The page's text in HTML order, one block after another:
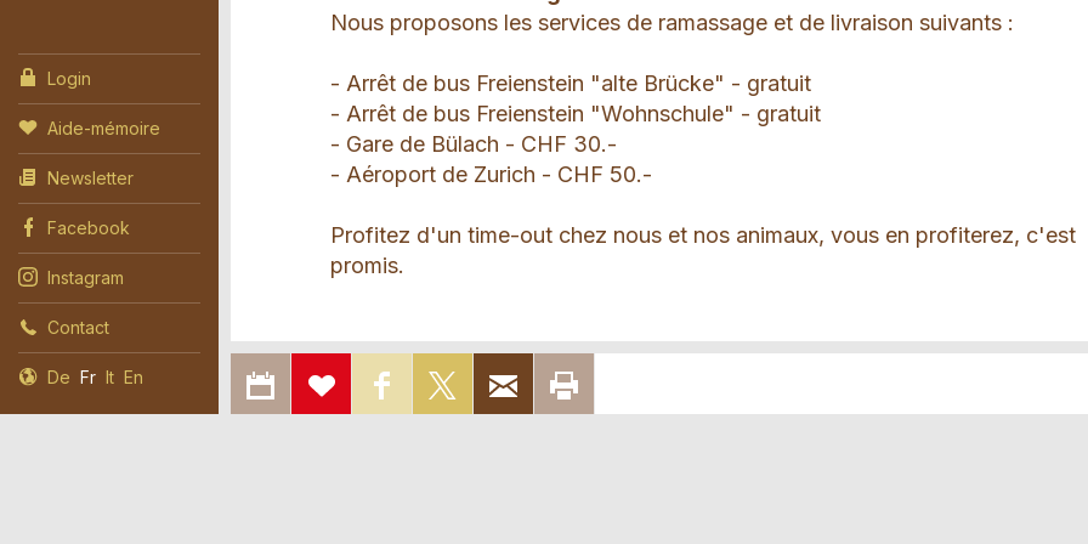
Login
Aide-mémoire
Newsletter
Facebook
Instagram
Contact
De Fr It En
Nous proposons les services de ramassage et de livraison suivants :
- Arrêt de bus Freienstein "alte Brücke" - gratuit
- Arrêt de bus Freienstein "Wohnschule" - gratuit
- Gare de Bülach - CHF 30.-
- Aéroport de Zurich - CHF 50.-
Profitez d'un time-out chez nous et nos animaux, vous en profiterez, c'est
promis.
Note : Ce texte a été traduit par un logiciel de traduction automatique et
par un traducteur humain. Il peut contenir des erreurs de traduction.
EXPORTER
DANS LE
AJOUTER
A L'AIDE-
PARTAGER
SUR
PARTAGER
SUR X
RECOMMANDER
PAR E-MAIL